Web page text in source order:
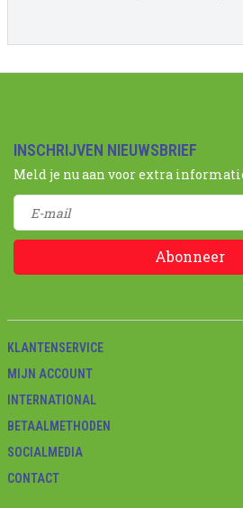
INSCHRIJVEN NIEUWSBRIEF
Meld je nu aan voor extra
Abonneer
KLANTENSERVICE
MIJN ACCOUNT
INTERNATIONAL
BETAALMETHODEN
SOCIALMEDIA
CONTACT